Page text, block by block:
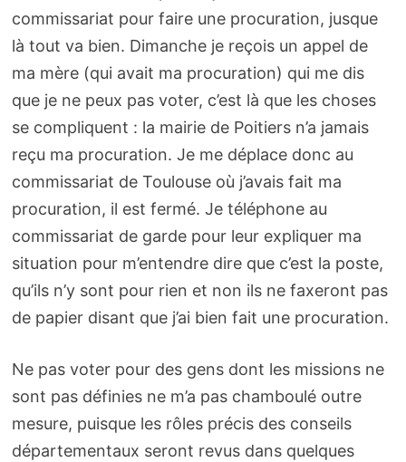
commissariat pour faire une procuration, jusque
là tout va bien. Dimanche je reçois un appel de
ma mère (qui avait ma procuration) qui me dis
que je ne peux pas voter, c’est là que les choses
se compliquent : la mairie de Poitiers n’a jamais
reçu ma procuration. Je me déplace donc au
commissariat de Toulouse où j’avais fait ma
procuration, il est fermé. Je téléphone au
commissariat de garde pour leur expliquer ma
situation pour m’entendre dire que c’est la poste,
qu’ils n’y sont pour rien et non ils ne faxeront pas
de papier disant que j’ai bien fait une procuration.
Ne pas voter pour des gens dont les missions ne
sont pas définies ne m’a pas chamboulé outre
mesure, puisque les rôles précis des conseils
départementaux seront revus dans quelques